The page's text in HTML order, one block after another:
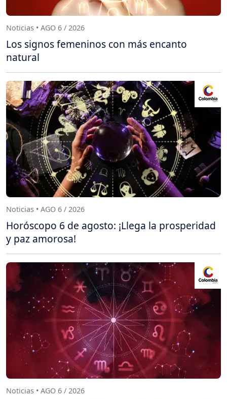
Noticias • AGO 6 / 2026
Los signos femeninos con más encanto
natural
Noticias • AGO 6 / 2026
Horóscopo 6 de agosto: ¡Llega la prosperidad
y paz amorosa!
Noticias • AGO 6 / 2026